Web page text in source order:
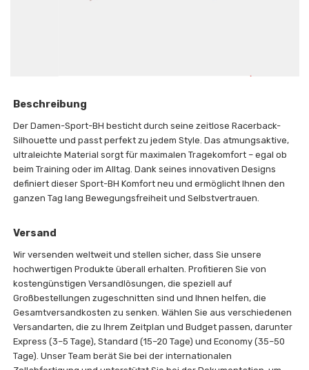
Beschreibung
Der Damen-Sport-BH besticht durch seine zeitlose Racerback-
Silhouette und passt perfekt zu jedem Style. Das atmungsaktive,
ultraleichte Material sorgt für maximalen Tragekomfort – egal ob
beim Training oder im Alltag. Dank seines innovativen Designs
definiert dieser Sport-BH Komfort neu und ermöglicht Ihnen den
ganzen Tag lang Bewegungsfreiheit und Selbstvertrauen.
Versand
Wir versenden weltweit und stellen sicher, dass Sie unsere
hochwertigen Produkte überall erhalten. Profitieren Sie von
kostengünstigen Versandlösungen, die speziell auf
Großbestellungen zugeschnitten sind und Ihnen helfen, die
Gesamtversandkosten zu senken. Wählen Sie aus verschiedenen
Versandarten, die zu Ihrem Zeitplan und Budget passen, darunter
Express (3–5 Tage), Standard (15–20 Tage) und Economy (35–50
Tage). Unser Team berät Sie bei der internationalen